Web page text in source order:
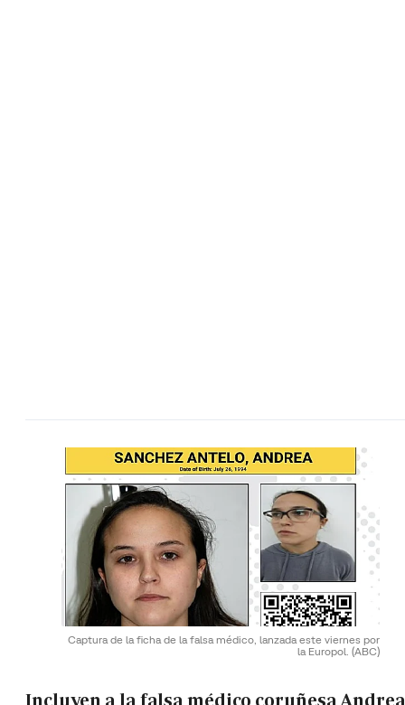
Captura de la ficha de la falsa médico, lanzada este viernes por
la Europol. (ABC)
Incluyen a la falsa médico coruñesa Andrea